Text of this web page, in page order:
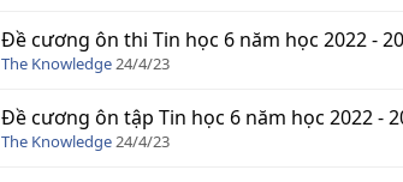
Đề cương ôn thi Tin học 6 năm học 2022 -
The Knowledge24/4/23
Đề cương ôn tập Tin học 6 năm học 2022 -
The Knowledge24/4/23